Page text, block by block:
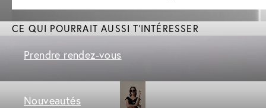
CE QUI POURRAIT AUSSI T'INTÉRESSER
Prendre rendez-vous
Nouveautés